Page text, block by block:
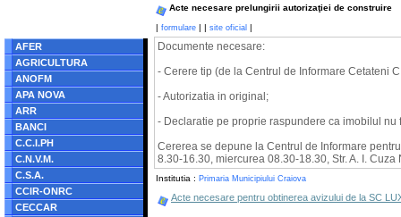
/home/eformulare.ro/public_html/navigare/stanga.php
AFER
AGRICULTURA
ANOFM
APA NOVA
ARR
BANCI
C.C.I.PH
C.N.V.M.
C.S.A.
CCIR-ONRC
CECCAR
Acte necesare prelungirii autorizaţiei de construire
| formulare | | site oficial |
Documente necesare:
- Cerere tip (de la Centrul de Informare Cetateni
- Autorizatia in original;
- Declaratie pe proprie raspundere ca imobilul nu
Cererea se depune la Centrul de Informare
8.30-16.30, miercurea 08.30-18.30, Str. A. I. Cuza
Institutia : Primaria Municipiului Craiova
Acte necesare pentru obtinerea avizului de la SC